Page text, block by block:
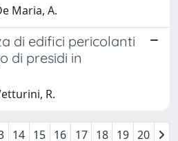
Maria, A.
di edifici pericolanti
di presidi in
R.
14 15 16 17 18 19 20